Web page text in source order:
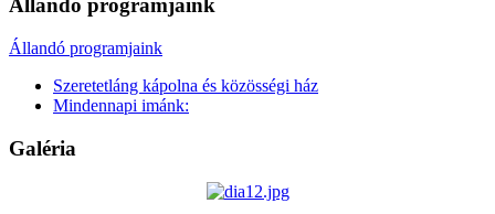
Állandó programjaink
Állandó programjaink
Szeretetláng kápolna és közösségi ház
Mindennapi imánk:
Galéria